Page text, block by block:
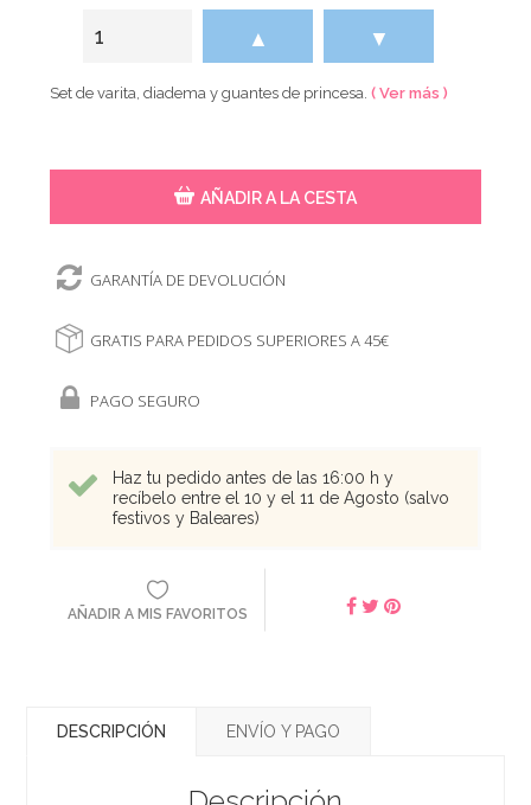
▲ ▼
Set de varita, diadema y guantes de princesa.( Ver más )
AÑADIR A LA CESTA
GARANTÍA DE DEVOLUCIÓN
GRATIS PARA PEDIDOS SUPERIORES A 45€
PAGO SEGURO
Haz tu pedido antes de las 16:00 h y
recíbelo entre el 10 y el 11 de Agosto (salvo
festivos y Baleares)
AÑADIR A MIS FAVORITOS
DESCRIPCIÓN ENVÍO Y PAGO